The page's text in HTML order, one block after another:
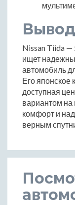
Вывод
Nissan Tiida —
ищет
автомобиль
Его японское
доступная
вариантом
комфорт и
верным